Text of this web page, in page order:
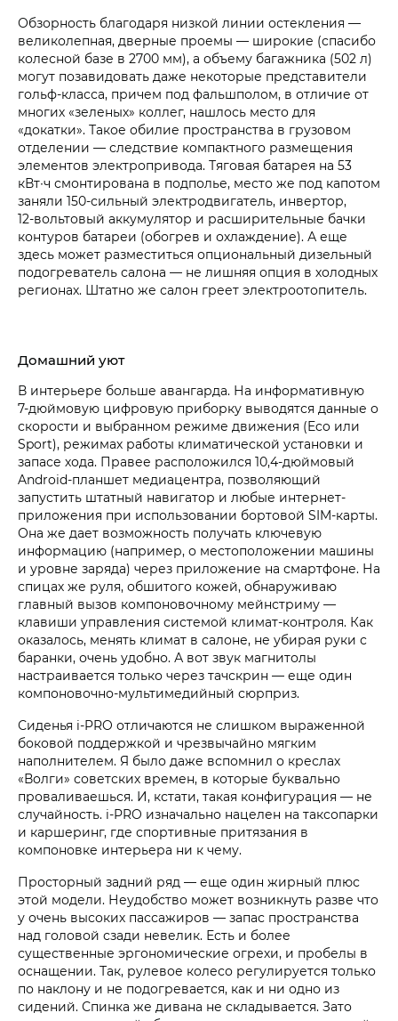
Обзорность благодаря низкой линии остекления —
великолепная, дверные проемы — широкие (спасибо
колесной базе в 2700 мм), а объему багажника (502 л)
могут позавидовать даже некоторые представители
гольф-класса, причем под фальшполом, в отличие от
многих «зеленых» коллег, нашлось место для
«докатки». Такое обилие пространства в грузовом
отделении — следствие компактного размещения
элементов электропривода. Тяговая батарея на 53
кВт∙ч смонтирована в подполье, место же под капотом
заняли 150‑сильный электродвигатель, инвертор,
12‑вольтовый аккумулятор и расширительные бачки
контуров батареи (обогрев и охлаждение). А еще
здесь может разместиться опциональный дизельный
подогреватель салона — не лишняя опция в холодных
регионах. Штатно же салон греет электроотопитель.
Домашний уют
В интерьере больше авангарда. На информативную
7‑дюймовую цифровую приборку выводятся данные о
скорости и выбранном режиме движения (Eco или
Sport), режимах работы климатической установки и
запасе хода. Правее расположился 10,4‑дюймовый
Android-планшет медиацентра, позволяющий
запустить штатный навигатор и любые интернет-
приложения при использовании бортовой SIM-карты.
Она же дает возможность получать ключевую
информацию (например, о местоположении машины
и уровне заряда) через приложение на смартфоне. На
спицах же руля, обшитого кожей, обнаруживаю
главный вызов компоновочному мейнстриму —
клавиши управления системой климат-контроля. Как
оказалось, менять климат в салоне, не убирая руки с
баранки, очень удобно. А вот звук магнитолы
настраивается только через тачскрин — еще один
компоновочно-мультимедийный сюрприз.
Сиденья i‑PRO отличаются не слишком выраженной
боковой поддержкой и чрезвычайно мягким
наполнителем. Я было даже вспомнил о креслах
«Волги» советских времен, в которые буквально
проваливаешься. И, кстати, такая конфигурация — не
случайность. i‑PRO изначально нацелен на таксопарки
и каршеринг, где спортивные притязания в
компоновке интерьера ни к чему.
Просторный задний ряд — еще один жирный плюс
этой модели. Неудобство может возникнуть разве что
у очень высоких пассажиров — запас пространства
над головой сзади невелик. Есть и более
существенные эргономические огрехи, и пробелы в
оснащении. Так, рулевое колесо регулируется только
по наклону и не подогревается, как и ни одно из
сидений. Спинка же дивана не складывается. Зато